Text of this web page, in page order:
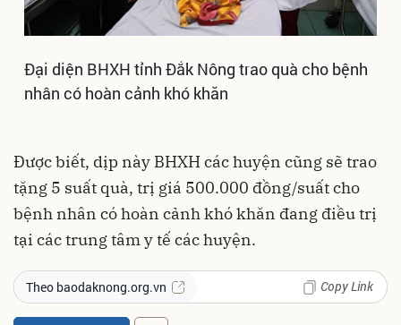
Đại diện BHXH tỉnh Đắk Nông trao quà cho bệnh
nhân có hoàn cảnh khó khăn
Được biết, dịp này BHXH các huyện cũng sẽ trao
tặng 5 suất quà, trị giá 500.000 đồng/suất cho
bệnh nhân có hoàn cảnh khó khăn đang điều trị
tại các trung tâm y tế các huyện.
Theo baodaknong.org.vn Copy Link